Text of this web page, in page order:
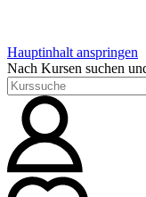
Hauptinhalt anspringen
Nach Kursen suchen